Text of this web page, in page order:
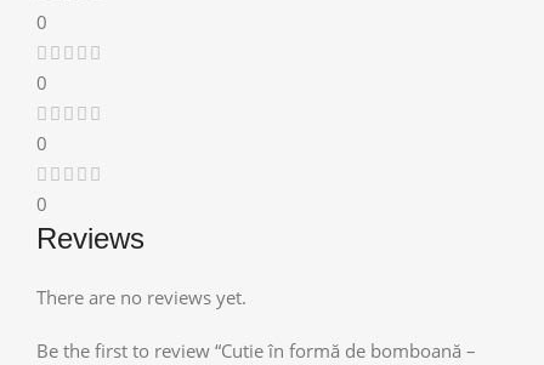
0
0
0
0
Reviews
There are no reviews yet.
Be the first to review “Cutie în formă de bomboană –